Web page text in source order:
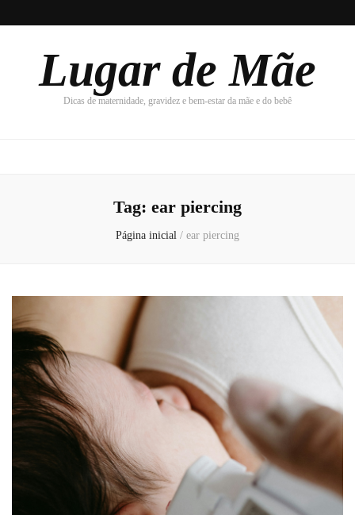
Lugar de Mãe
Dicas de maternidade, gravidez e bem-estar da mãe e do bebê
Tag: ear piercing
Página inicial / ear piercing